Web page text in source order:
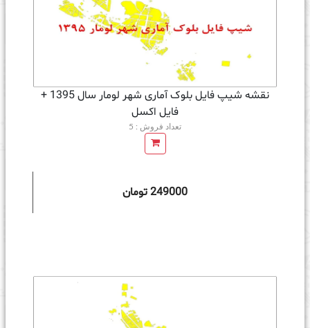
نقشه شیپ فایل بلوک آماری شهر لومار سال 1395 +
فايل اكسل
تعداد فروش : 5
249000 تومان